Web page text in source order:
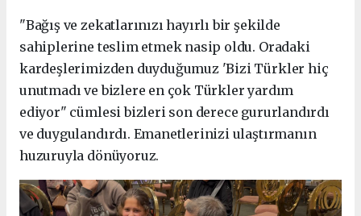
"Bağış ve zekatlarınızı hayırlı bir şekilde
sahiplerine teslim etmek nasip oldu. Oradaki
kardeşlerimizden duyduğumuz 'Bizi Türkler hiç
unutmadı ve bizlere en çok Türkler yardım
ediyor" cümlesi bizleri son derece gururlandırdı
ve duygulandırdı. Emanetlerinizi ulaştırmanın
huzuruyla dönüyoruz.